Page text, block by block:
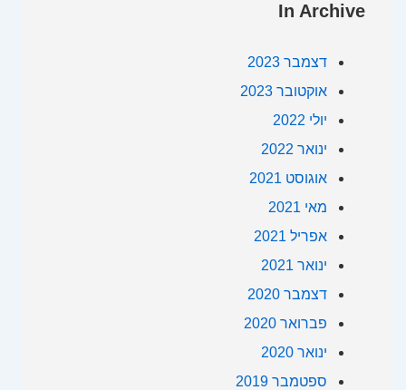
In Archive
דצמבר 2023
אוקטובר 2023
יולי 2022
ינואר 2022
אוגוסט 2021
מאי 2021
אפריל 2021
ינואר 2021
דצמבר 2020
פברואר 2020
ינואר 2020
ספטמבר 2019